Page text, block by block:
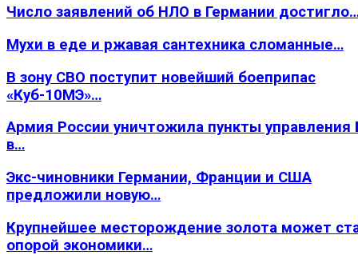
Число заявлений об НЛО в Германии
Мухи в еде и ржавая сантехника сломанные…
В зону СВО поступит новейший боеприпас
«Куб-10МЭ»…
Армия России уничтожила пункты
в…
Экс-чиновники Германии, Франции и США
предложили новую…
Крупнейшее месторождение золота может
опорой экономики…